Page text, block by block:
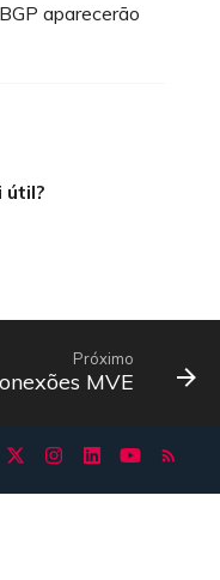
aparecerão
útil?
Próximo
MVE